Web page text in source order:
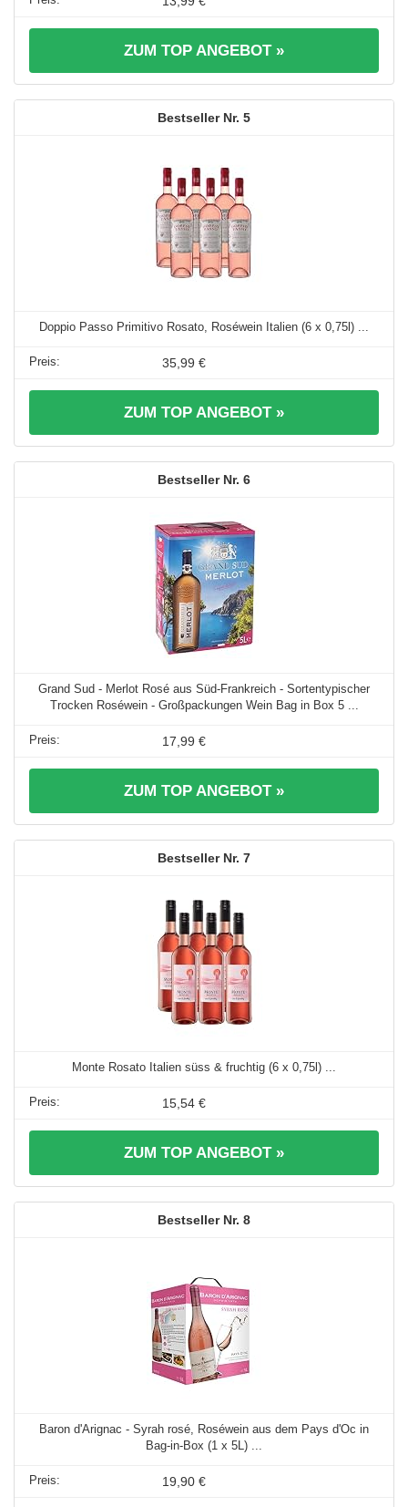
ZUM TOP ANGEBOT »
5
Doppio Passo Primitivo Rosato, Roséwein Italien (6 x 0,75l) ...
35,99 €
ZUM TOP ANGEBOT »
6
Grand Sud - Merlot Rosé aus Süd-Frankreich - Sortentypischer
Trocken Roséwein - Großpackungen Wein Bag in Box 5 ...
17,99 €
ZUM TOP ANGEBOT »
7
Monte Rosato Italien süss & fruchtig (6 x 0,75l) ...
15,54 €
ZUM TOP ANGEBOT »
8
Baron d'Arignac - Syrah rosé, Roséwein aus dem Pays d'Oc in
Bag-in-Box (1 x 5L) ...
19,90 €